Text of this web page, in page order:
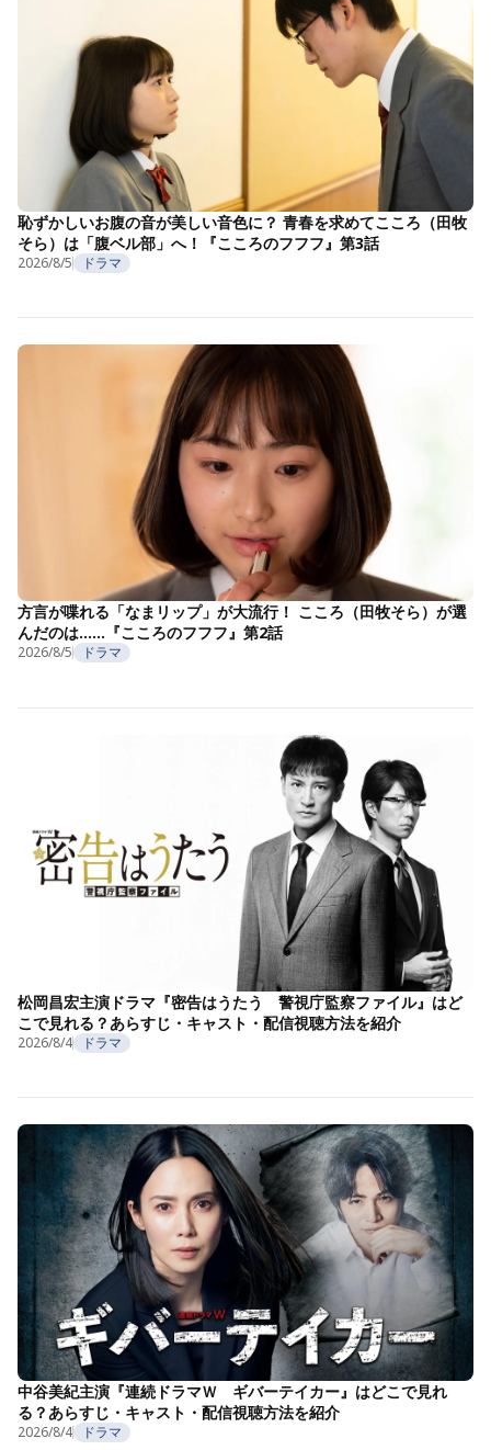
恥ずかしいお腹の音が美しい音色に？ 青春を求めてこころ（田牧
そら）は「腹ベル部」へ！『こころのフフフ』第3話
2026/8/5 ドラマ
方言が喋れる「なまリップ」が大流行！ こころ（田牧そら）が選
んだのは……『こころのフフフ』第2話
2026/8/5 ドラマ
松岡昌宏主演ドラマ『密告はうたう 警視庁監察ファイル』はど
こで見れる？あらすじ・キャスト・配信視聴方法を紹介
2026/8/4 ドラマ
中谷美紀主演『連続ドラマＷ ギバーテイカー』はどこで見れ
る？あらすじ・キャスト・配信視聴方法を紹介
2026/8/4 ドラマ